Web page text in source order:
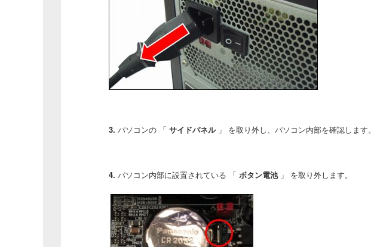
3. パソコンの 「 サイドパネル」 を取り外し、パソコン内部を確認します。
4. パソコン内部に設置されている 「 ボタン電池」 を取り外します。